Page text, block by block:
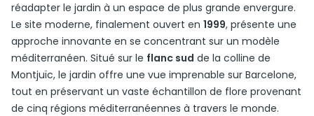
réadapter le jardin à un espace de plus grande envergure.
Le site moderne, finalement ouvert en 1999, présente une
approche innovante en se concentrant sur un modèle
méditerranéen. Situé sur le flanc sud de la colline de
Montjuïc, le jardin offre une vue imprenable sur Barcelone,
tout en préservant un vaste échantillon de flore provenant
de cinq régions méditerranéennes à travers le monde.